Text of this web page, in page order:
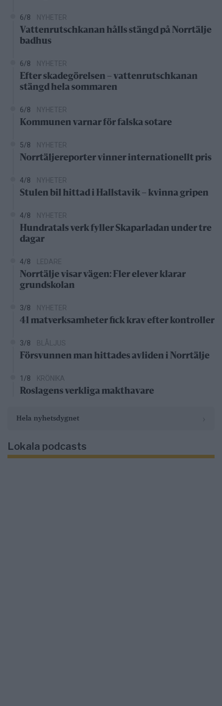
6/8 NYHETER
Vattenrutschkanan hålls stängd på Norrtälje
badhus
6/8 NYHETER
Efter skadegörelsen – vattenrutschkanan
stängd hela sommaren
6/8 NYHETER
Kommunen varnar för falska sotare
5/8 NYHETER
Norrtäljereporter vinner internationellt pris
4/8 NYHETER
Stulen bil hittad i Hallstavik – kvinna gripen
4/8 NYHETER
Hundratals verk fyller Skaparladan under tre
dagar
4/8 LEDARE
Norrtälje visar vägen: Fler elever klarar
grundskolan
3/8 NYHETER
41 matverksamheter fick krav efter kontroller
3/8 BLÅLJUS
Försvunnen man hittades avliden i Norrtälje
1/8 KRÖNIKA
Roslagens verkliga makthavare
Hela nyhetsdygnet
Lokala podcasts